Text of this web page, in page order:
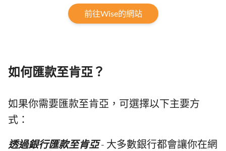
前往Wise的網站
如何匯款至肯亞？
如果你需要匯款至肯亞，可選擇以下主要方
式：
透過銀行匯款至肯亞- 大多數銀行都會讓你在網